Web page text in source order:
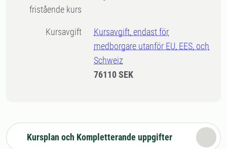
fristående kurs
Kursavgift
Kursavgift, endast för
medborgare utanför EU, EES, och
Schweiz
76110 SEK
Kursplan och Kompletterande uppgifter